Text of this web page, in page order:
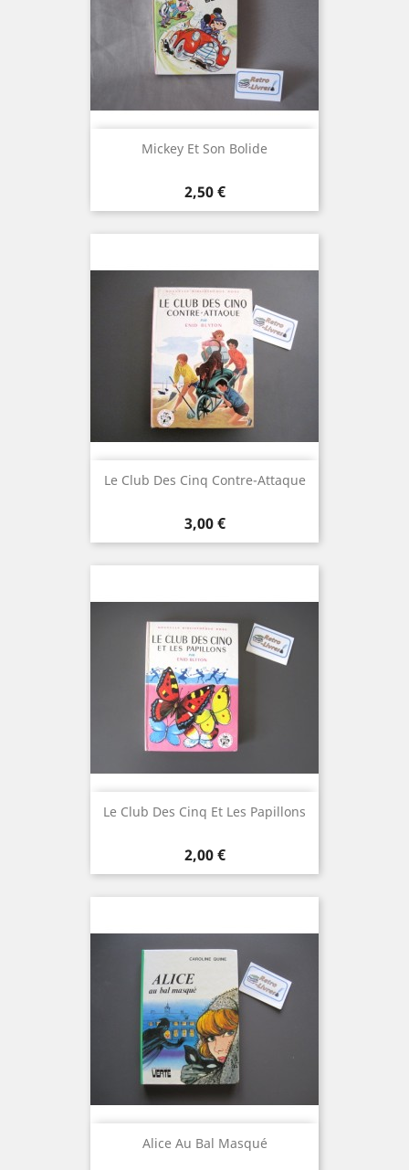
Mickey Et Son Bolide
Prix
2,50 €
Le Club Des Cinq Contre-Attaque
Prix
3,00 €
Le Club Des Cinq Et Les Papillons
Prix
2,00 €
Alice Au Bal Masqué